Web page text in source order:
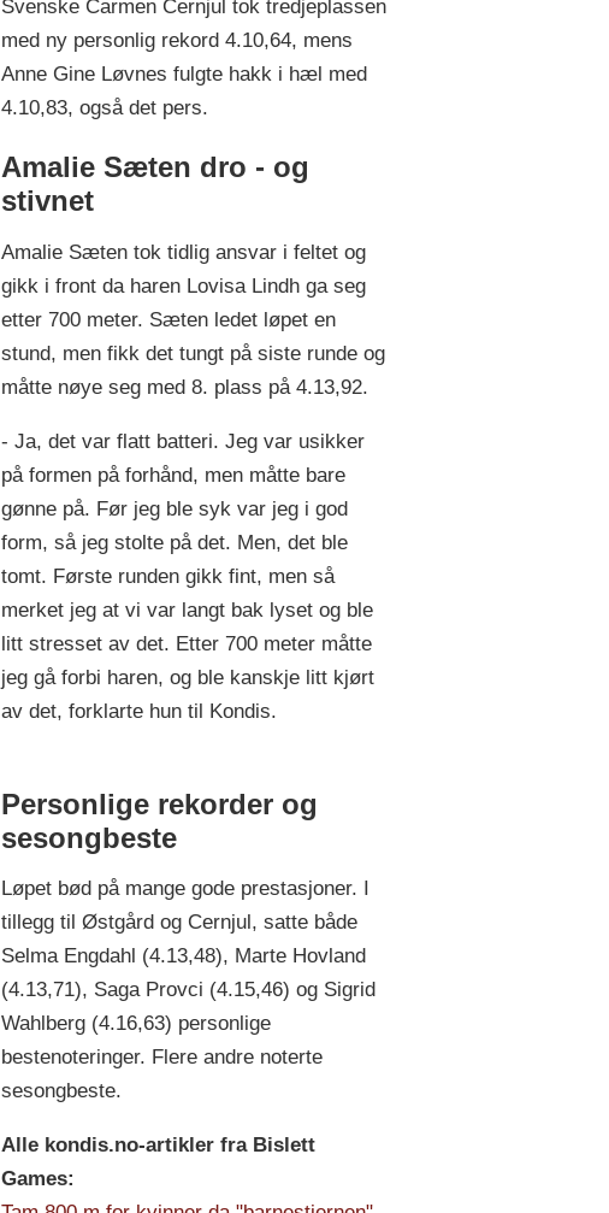
Svenske Carmen Cernjul tok tredjeplassen
med ny personlig rekord 4.10,64, mens
Anne Gine Løvnes fulgte hakk i hæl med
4.10,83, også det pers.
Amalie Sæten dro - og
stivnet
Amalie Sæten tok tidlig ansvar i feltet og
gikk i front da haren Lovisa Lindh ga seg
etter 700 meter. Sæten ledet løpet en
stund, men fikk det tungt på siste runde og
måtte nøye seg med 8. plass på 4.13,92.
- Ja, det var flatt batteri. Jeg var usikker
på formen på forhånd, men måtte bare
gønne på. Før jeg ble syk var jeg i god
form, så jeg stolte på det. Men, det ble
tomt. Første runden gikk fint, men så
merket jeg at vi var langt bak lyset og ble
litt stresset av det. Etter 700 meter måtte
jeg gå forbi haren, og ble kanskje litt kjørt
av det, forklarte hun til Kondis.
Personlige rekorder og
sesongbeste
Løpet bød på mange gode prestasjoner. I
tillegg til Østgård og Cernjul, satte både
Selma Engdahl (4.13,48), Marte Hovland
(4.13,71), Saga Provci (4.15,46) og Sigrid
Wahlberg (4.16,63) personlige
bestenoteringer. Flere andre noterte
sesongbeste.
Alle kondis.no-artikler fra Bislett
Games: